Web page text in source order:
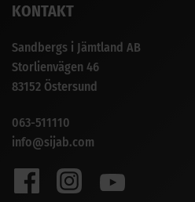
KONTAKT
Sandbergs i Jämtland AB
Storlienvägen 46
83152 Östersund
063-511110
info@sijab.com